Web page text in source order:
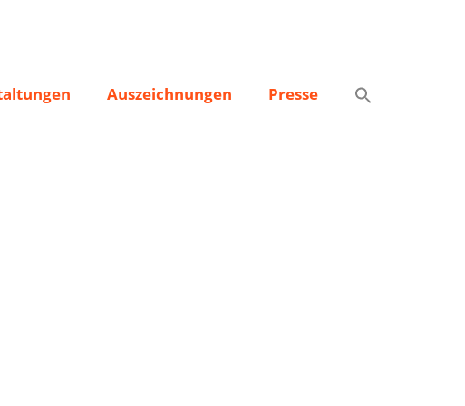
Auszeichnungen Presse